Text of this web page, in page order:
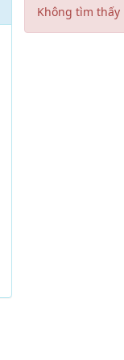
Không tìm